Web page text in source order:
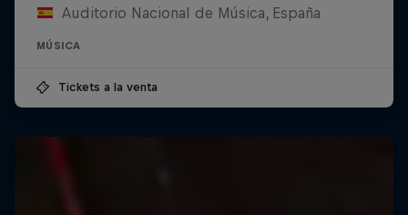
Auditorio Nacional de Música, España
MÚSICA
Tickets a la venta